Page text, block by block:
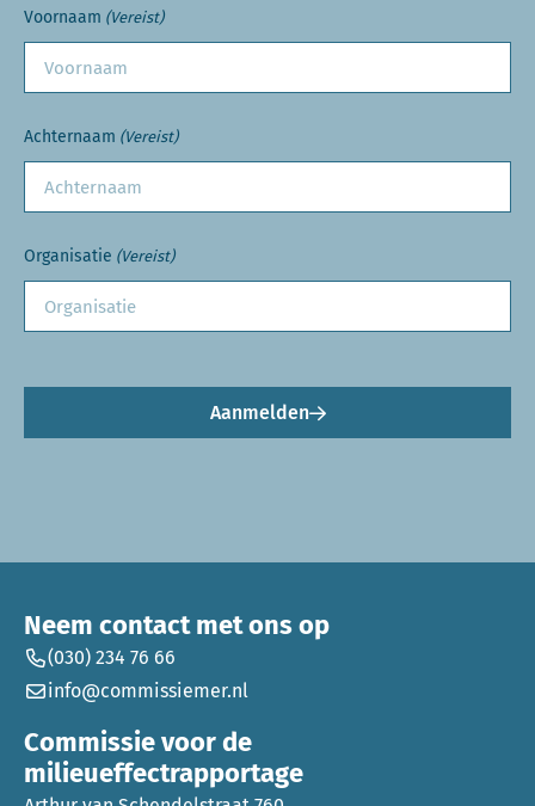
Voornaam (Vereist)
Achternaam (Vereist)
Organisatie (Vereist)
Aanmelden
Neem contact met ons op
(030) 234 76 66
info@commissiemer.nl
Commissie voor de
milieueffectrapportage